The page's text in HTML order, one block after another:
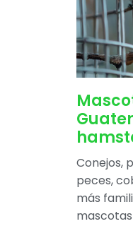
Conejos,
peces,
más